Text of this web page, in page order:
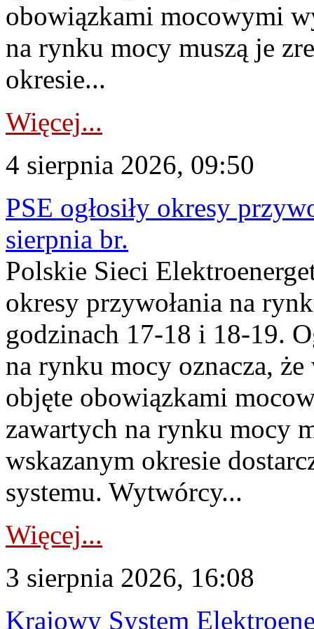
obowiązkami mocowymi
na rynku mocy muszą je
okresie...
Więcej...
4 sierpnia 2026, 09:50
PSE ogłosiły okresy
sierpnia br.
Polskie Sieci
okresy przywołania na
godzinach 17-18 i 18-19.
na rynku mocy oznacza,
objęte obowiązkami
zawartych na rynku mocy
wskazanym okresie
systemu. Wytwórcy...
Więcej...
3 sierpnia 2026, 16:08
Krajowy System